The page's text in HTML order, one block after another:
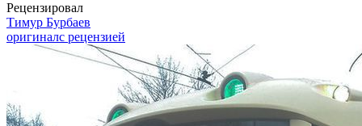
Рецензировал
Тимур Бурбаев
оригиналс рецензией